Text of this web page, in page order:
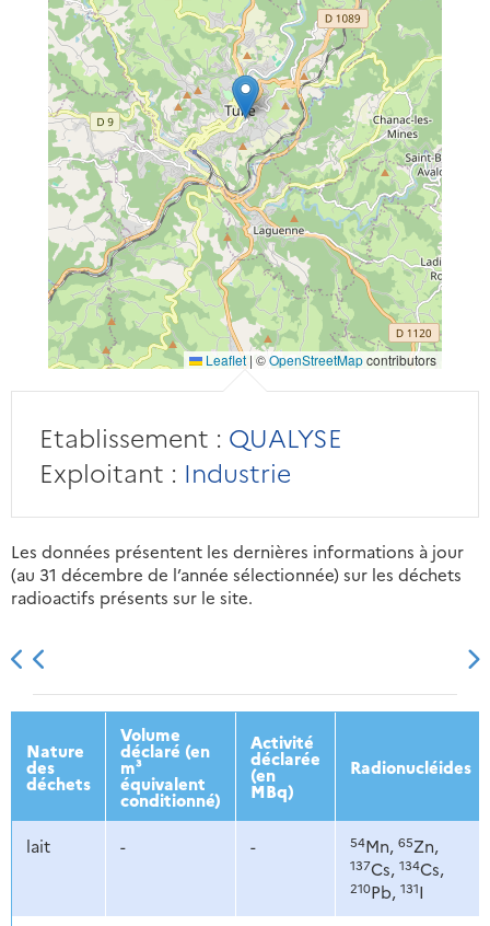
Leaflet | ©OpenStreetMapcontributors
Etablissement : QUALYSE
Exploitant : Industrie
Les données présentent les dernières informations à jour
(au 31 décembre de l’année sélectionnée) sur les déchets
radioactifs présents sur le site.
2013 2014 2015 2016
Nature
des
déchets
Volume
déclaré (en
m³
équivalent
conditionné)
Activité
déclarée
(en
MBq)
Radionucléides
lait - - 54Mn, 65Zn,
137Cs, 134Cs,
210Pb, 131I